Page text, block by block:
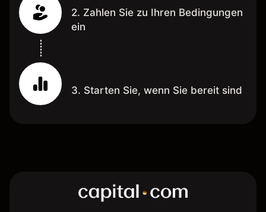
2. Zahlen Sie zu Ihren Bedingungen
ein
3. Starten Sie, wenn Sie bereit sind